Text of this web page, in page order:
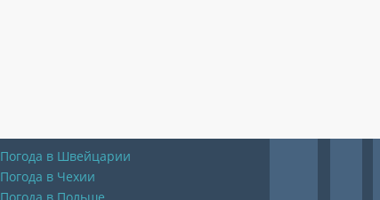
Погода в Швейцарии
Погода в Чехии